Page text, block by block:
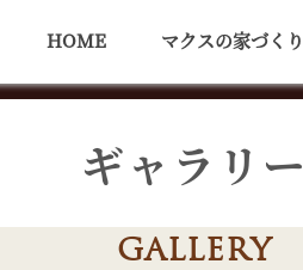
HOME マクスの家づくり
ギャラリー
GALLERY